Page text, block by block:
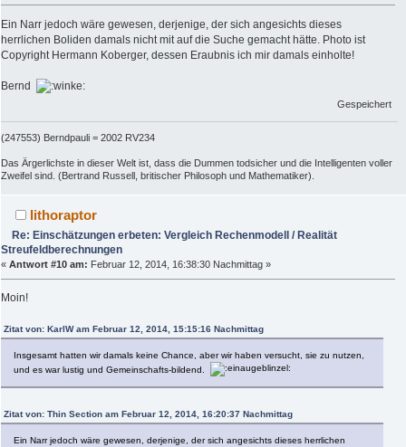
Ein Narr jedoch wäre gewesen, derjenige, der sich angesichts dieses
herrlichen Boliden damals nicht mit auf die Suche gemacht hätte. Photo ist
Copyright Hermann Koberger, dessen Eraubnis ich mir damals einholte!
Bernd
Gespeichert
(247553) Berndpauli = 2002 RV234
Das Ärgerlichste in dieser Welt ist, dass die Dummen todsicher und die Intelligenten voller
Zweifel sind. (Bertrand Russell, britischer Philosoph und Mathematiker).
lithoraptor
Re: Einschätzungen erbeten: Vergleich Rechenmodell / Realität
Streufeldberechnungen
« Antwort #10 am: Februar 12, 2014, 16:38:30 Nachmittag »
Moin!
Zitat von: KarlW am Februar 12, 2014, 15:15:16 Nachmittag
Insgesamt hatten wir damals keine Chance, aber wir haben versucht, sie zu nutzen,
und es war lustig und Gemeinschafts-bildend.
Zitat von: Thin Section am Februar 12, 2014, 16:20:37 Nachmittag
Ein Narr jedoch wäre gewesen, derjenige, der sich angesichts dieses herrlichen